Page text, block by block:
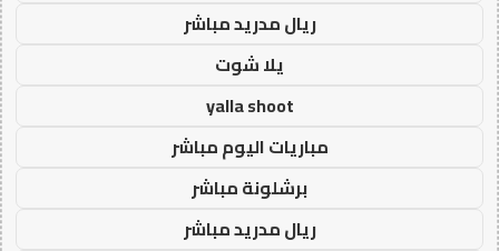
ريال مدريد مباشر
يلا شوت
yalla shoot
مباريات اليوم مباشر
برشلونة مباشر
ريال مدريد مباشر